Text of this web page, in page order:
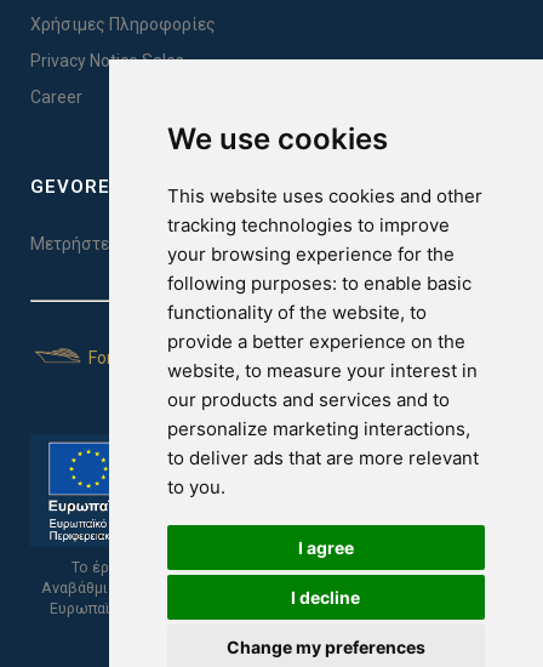
We use cookies
This website uses cookies and other
tracking technologies to improve
your browsing experience for the
following purposes: to enable basic
functionality of the website, to
provide a better experience on the
website, to measure your interest in
our products and services and to
personalize marketing interactions,
to deliver ads that are more relevant
to you.
I agree
I decline
Change my preferences
Χρήσιμες Πληροφορίες
Privacy Notice Sales
Career
GEVOREST SLEEP QUALITY INDEX
Μετρήστε την ποιότητα του ύπνου σας. Κάντε το τεστ εδώ!
For Yachts
Το έργο υποβλήθηκε στα πλαίσια του Σχεδίου Ψηφιακής
Αναβάθμισης των Επιχειρήσεων και συγχρηματοδοτείται από το
Ευρωπαϊκό Ταμείο Περιφερειακής Ανάπτυξης και την Κυπριακή